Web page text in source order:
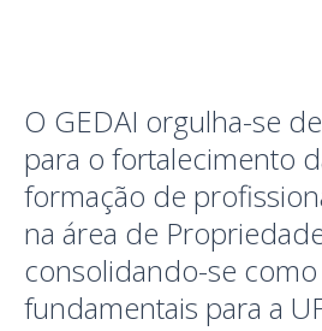
O GEDAI orgulha-se
para o fortalecimento
formação de
na área de
consolidando-se
fundamentais para a